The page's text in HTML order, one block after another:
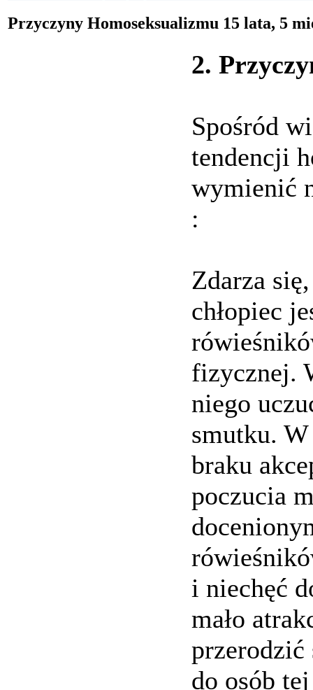
Przyczyny Homoseksualizmu 15 lata, 5
2.
Spośród
tendencji
wymienić
:
Zdarza
chłopiec
fizycznej.
niego
smutku.
braku
poczucia
i niechęć
mało
do osób